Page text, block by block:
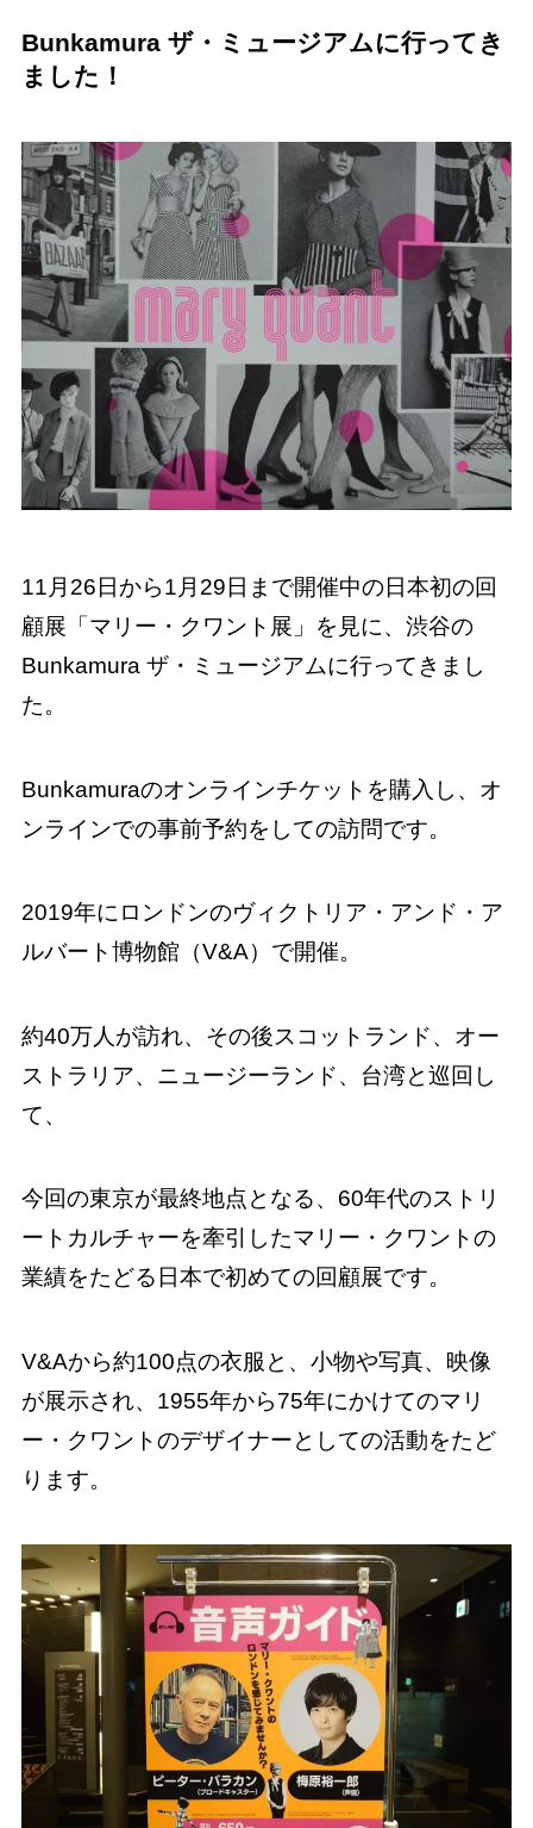
Bunkamura ザ・ミュージアムに行ってき
ました！
11月26日から1月29日まで開催中の日本初の回
顧展「マリー・クワント展」を見に、渋谷の
Bunkamura ザ・ミュージアムに行ってきまし
た。
Bunkamuraのオンラインチケットを購入し、オ
ンラインでの事前予約をしての訪問です。
2019年にロンドンのヴィクトリア・アンド・ア
ルバート博物館（V&A）で開催。
約40万人が訪れ、その後スコットランド、オー
ストラリア、ニュージーランド、台湾と巡回し
て、
今回の東京が最終地点となる、60年代のストリ
ートカルチャーを牽引したマリー・クワントの
業績をたどる日本で初めての回顧展です。
V&Aから約100点の衣服と、小物や写真、映像
が展示され、1955年から75年にかけてのマリ
ー・クワントのデザイナーとしての活動をたど
ります。